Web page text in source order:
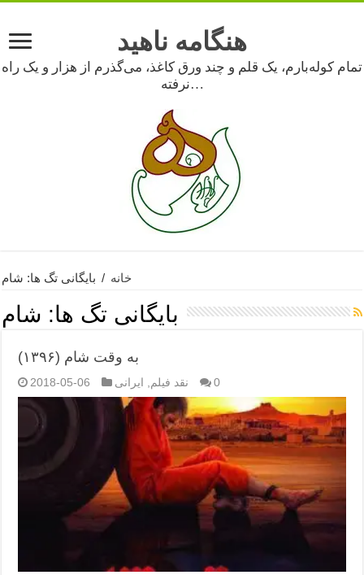
هنگامه ناهید
تمام کوله‌بارم، یک قلم و چند ورق کاغذ، می‌گذرم از هزار و یک راه
نرفته…
خانه / بایگانی تگ ها: شام
بایگانی تگ ها: شام
به وقت شام (۱۳۹۶)
2018-05-06 نقد فیلم ایرانی 0